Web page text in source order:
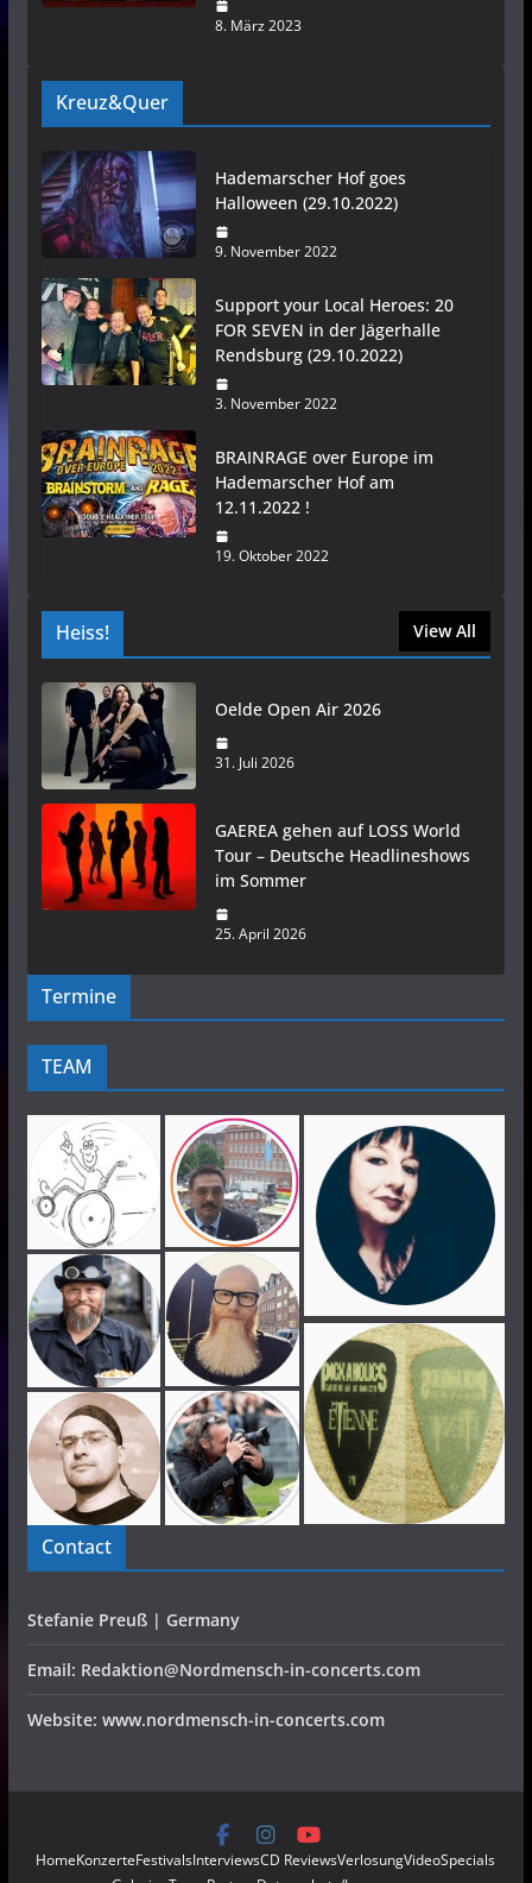
8. März 2023
Kreuz&Quer
Hademarscher Hof goes
Halloween (29.10.2022)
9. November 2022
Support your Local Heroes: 20
FOR SEVEN in der Jägerhalle
Rendsburg (29.10.2022)
3. November 2022
BRAINRAGE over Europe im
Hademarscher Hof am
12.11.2022 !
19. Oktober 2022
Heiss! View All
Oelde Open Air 2026
31. Juli 2026
GAEREA gehen auf LOSS World
Tour – Deutsche Headlineshows
im Sommer
25. April 2026
Termine
TEAM
Contact
Stefanie Preuß | Germany
Email: Redaktion@Nordmensch-in-concerts.com
Website: www.nordmensch-in-concerts.com
HomeKonzerteFestivalsInterviewsCD ReviewsVerlosungVideoSpecials